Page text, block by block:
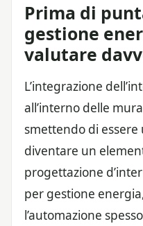
Prima di
gestione
valutare
L’integrazione
all’interno delle
smettendo di
diventare un
progettazione
per gestione
l’automazione